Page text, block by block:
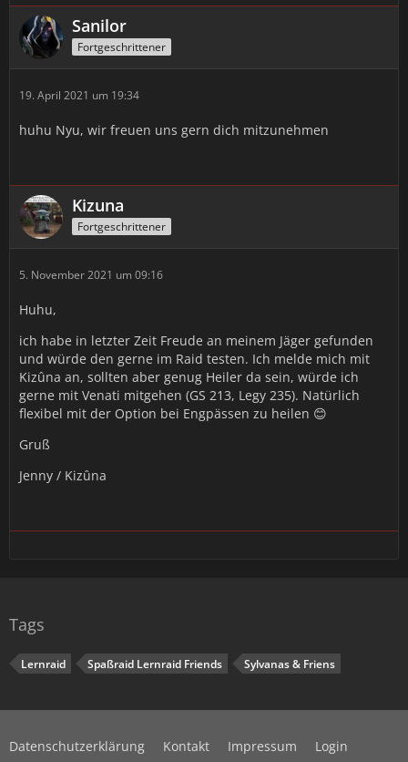
Sanilor
Fortgeschrittener
19. April 2021 um 19:34
huhu Nyu, wir freuen uns gern dich mitzunehmen
Kizuna
Fortgeschrittener
5. November 2021 um 09:16
Huhu,
ich habe in letzter Zeit Freude an meinem Jäger gefunden
und würde den gerne im Raid testen. Ich melde mich mit
Kizûna an, sollten aber genug Heiler da sein, würde ich
gerne mit Venati mitgehen (GS 213, Legy 235). Natürlich
flexibel mit der Option bei Engpässen zu heilen 😊
Gruß
Jenny / Kizûna
Tags
Lernraid Spaßraid Lernraid Friends Sylvanas & Friens
Datenschutzerklärung Kontakt Impressum Login